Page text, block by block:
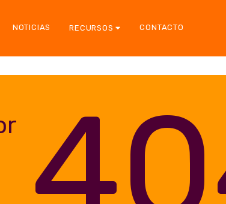
NOTICIAS RECURSOS CONTACTO